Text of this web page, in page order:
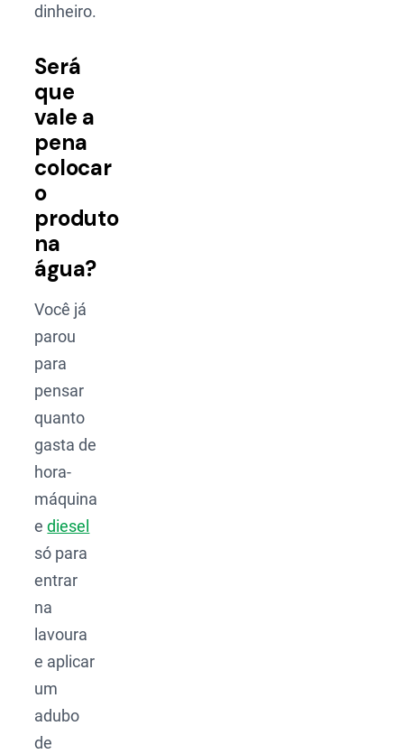
dinheiro.
Será
que
vale a
pena
colocar
o
produto
na
água?
Você já
parou
para
pensar
quanto
gasta de
hora-
máquina
ediesel
só para
entrar
na
lavoura
e aplicar
um
adubo
de